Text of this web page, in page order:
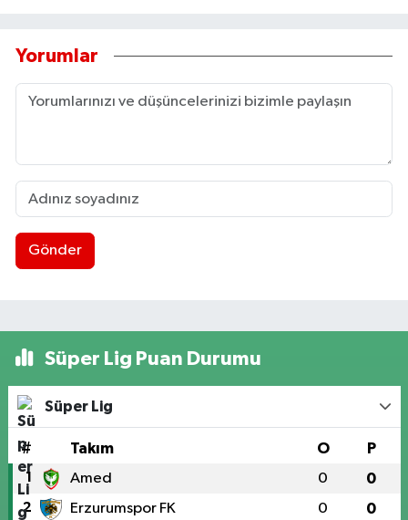
Yorumlar
Gönder
Süper Lig Puan Durumu
Süper Lig
# Takım O P
1 Amed 0 0
2 Erzurumspor FK 0 0